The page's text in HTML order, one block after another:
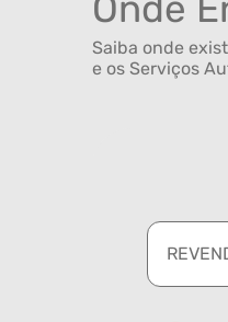
Onde
Saiba onde
e os Serviços